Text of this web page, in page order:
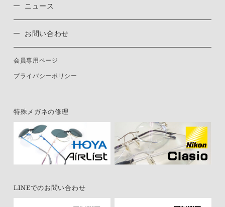
ニュース
お問い合わせ
会員専用ページ
プライバシーポリシー
特殊メガネの修理
LINEでのお問い合わせ